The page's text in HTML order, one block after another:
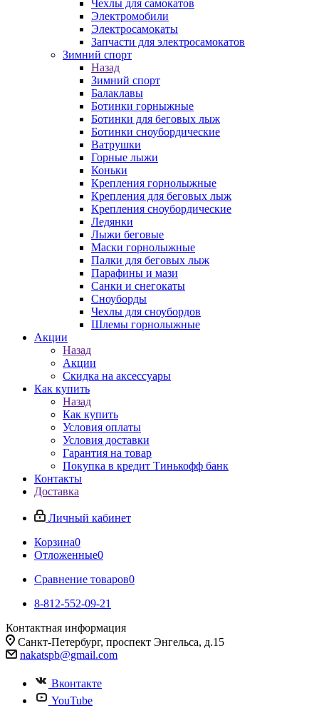
Чехлы для самокатов
Электромобили
Электросамокаты
Запчасти для электросамокатов
Зимний спорт
Назад
Зимний спорт
Балаклавы
Ботинки горныжные
Ботинки для беговых лыж
Ботинки сноубордические
Ватрушки
Горные лыжи
Коньки
Крепления горнолыжные
Крепления для беговых лыж
Крепления сноубордические
Ледянки
Лыжи беговые
Маски горнолыжные
Палки для беговых лыж
Парафины и мази
Санки и снегокаты
Сноуборды
Чехлы для сноубордов
Шлемы горнолыжные
Акции
Назад
Акции
Скидка на аксессуары
Как купить
Назад
Как купить
Условия оплаты
Условия доставки
Гарантия на товар
Покупка в кредит Тинькофф банк
Контакты
Доставка
Личный кабинет
Корзина0
Отложенные0
Сравнение товаров0
8-812-552-09-21
Контактная информация
Санкт-Петербург, проспект Энгельса, д.15
nakatspb@gmail.com
Вконтакте
YouTube